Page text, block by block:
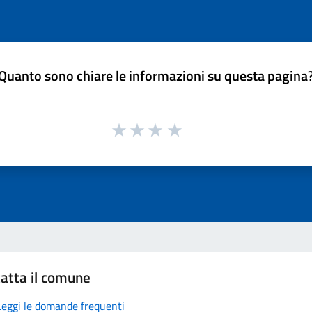
sono chiare le informazioni su questa
il comune
le domande frequenti